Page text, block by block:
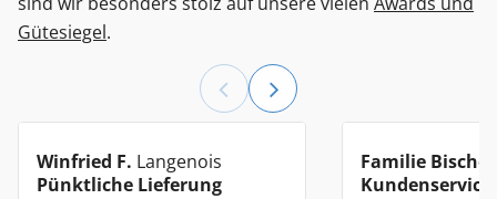
Gütesiegel.
Winfried F. Langenois
Pünktliche Lieferung
Familie Bischof
Kundenservice